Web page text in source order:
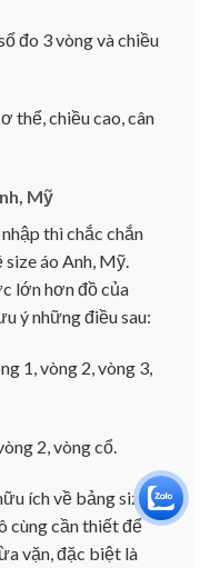
đo 3 vòng và chiều
thể, chiều cao, cân
Mỹ
thì chắc chắn
áo Anh, Mỹ.
lớn hơn đồ của
ý những điều sau:
1, vòng 2, vòng 3,
2, vòng cổ.
ích về bảng size
cùng cần thiết để
vặn, đặc biệt là